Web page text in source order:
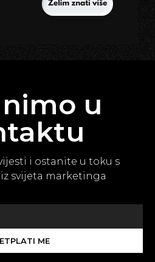
u
i ostanite u toku s
svijeta marketinga
ME